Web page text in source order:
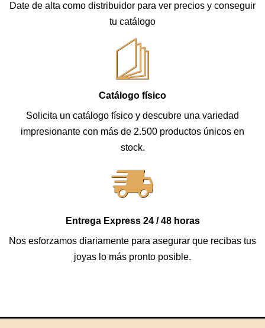
Date de alta como distribuidor para ver precios y conseguir
tu catálogo
Catálogo físico
Solicita un catálogo físico y descubre una variedad
impresionante con más de 2.500 productos únicos en
stock.
Entrega Express 24 / 48 horas
Nos esforzamos diariamente para asegurar que recibas tus
joyas lo más pronto posible.